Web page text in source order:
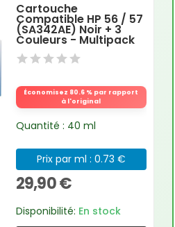
Cartouche
Compatible HP 56 / 57
(SA342AE) Noir + 3
Couleurs - Multipack
Économisez 80.6 % par rapport
à l'original
Quantité : 40 ml
Prix par ml : 0.73 €
29,90 €
Disponibilité: En stock